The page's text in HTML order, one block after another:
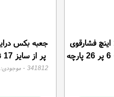
جعبه بکس درایو 1/2 اینچ فشارقوی
سایز (10 تا 32 mm) 6 پر 26 پارچه
استار Green star تایوان341812- موجودی: